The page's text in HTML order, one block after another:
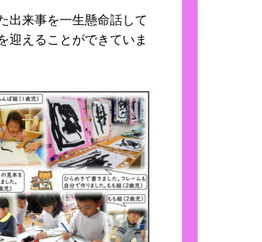
出来事を一生懸命話して
迎えることができていま